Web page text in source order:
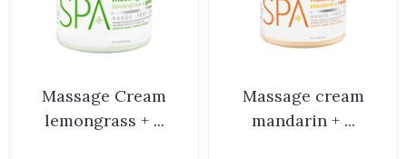
Massage Cream
lemongrass + ...
Massage cream
mandarin + ...